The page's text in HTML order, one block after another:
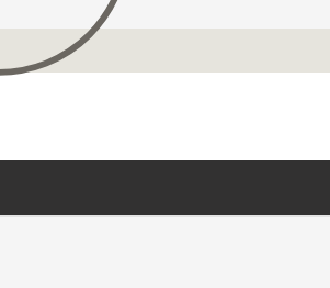
nylonový sortiment